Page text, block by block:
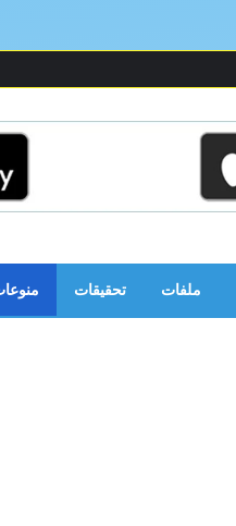
ملفات تحقيقات